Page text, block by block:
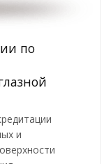
по
и